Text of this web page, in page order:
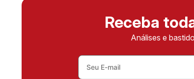
Receba
Análises e